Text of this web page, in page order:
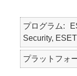
プログラム
Security,
プラットフォ